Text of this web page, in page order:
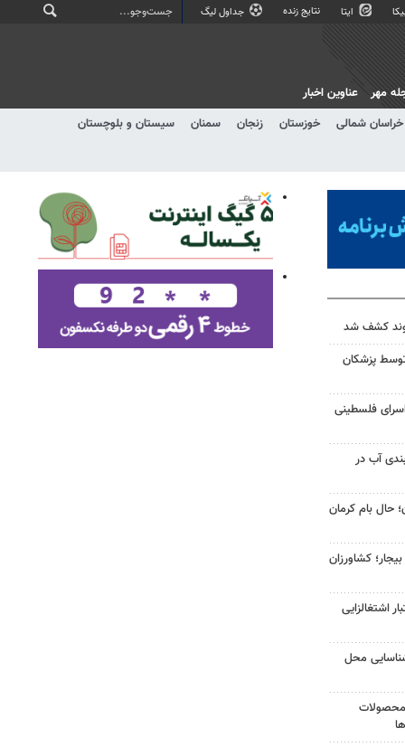
ایتا نتایج زنده جداول لیگ
خراسان شمالی خوزستان زنجان سمنان
سیستان و بلوچستان
مهر عناوین اخبار
توسط پزشکان
فلسطینی
آب در
حال بام کرمان
بیجار؛ کشاورزان
اشتغالزایی
محل
محصولات